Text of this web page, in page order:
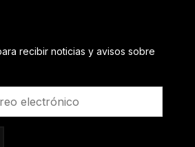
recibir noticias y avisos sobre